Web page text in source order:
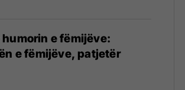
e fëmijëve:
e fëmijëve, patjetër